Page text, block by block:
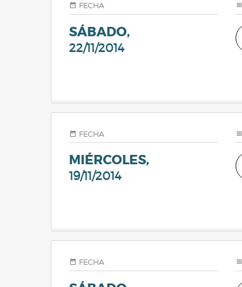
FECHA
SÁBADO,
22/11/2014
FECHA
MIÉRCOLES,
19/11/2014
FECHA